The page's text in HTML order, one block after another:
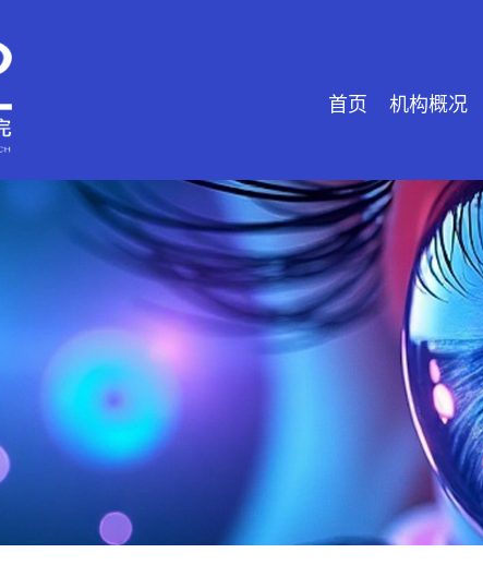
首页 机构概况